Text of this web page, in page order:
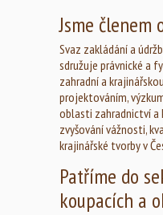
Jsme členem
Svaz zakládání a
sdružuje právnické a
zahradní a
projektováním,
oblasti zahradnictví a
zvyšování vážnosti,
krajinářské tvorby v
Patříme do
koupacích a